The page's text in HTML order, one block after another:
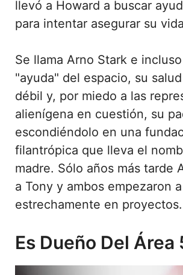
llevó a Howard a buscar
para intentar asegurar su
Se llama Arno Stark e
"ayuda" del espacio, su
débil y, por miedo a las
alienígena en cuestión, su
escondiéndolo en una
filantrópica que lleva el
madre. Sólo años más tarde
a Tony y ambos empezaron
estrechamente en proyectos.
Es Dueño Del Área